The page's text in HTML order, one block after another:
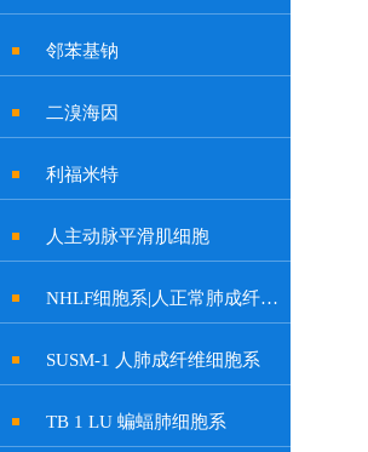
邻苯基钠
二溴海因
利福米特
人主动脉平滑肌细胞
NHLF细胞系|人正常肺成纤维细胞
SUSM-1 人肺成纤维细胞系
TB 1 LU 蝙蝠肺细胞系